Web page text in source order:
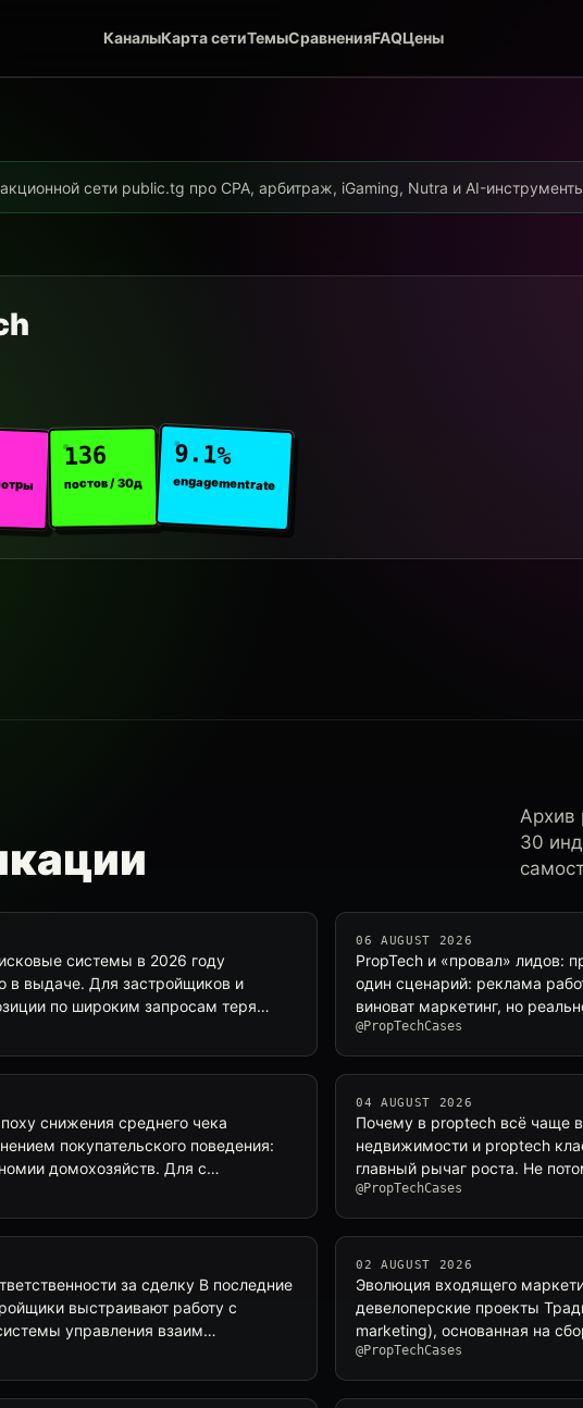
КаналыКарта сетиТемыСравненияFAQЦены
сети public.tg про CPA, арбитраж, iGaming, Nutra и AI-
136
постов / 30д
9.1%
engagement rate
Архив
30
системы в 2026 году
в выдаче. Для застройщиков и
по широким запросам теря…
06 AUGUST 2026
PropTech и «провал» лидов:
один сценарий: реклама
виноват маркетинг, но
@PropTechCases
снижения среднего чека
покупательского поведения:
домохозяйств. Для с…
04 AUGUST 2026
Почему в proptech всё чаще
недвижимости и proptech
главный рычаг роста. Не
@PropTechCases
за сделку В последние
выстраивают работу с
управления взаим…
02 AUGUST 2026
Эволюция входящего
девелоперские проекты
marketing), основанная на
@PropTechCases